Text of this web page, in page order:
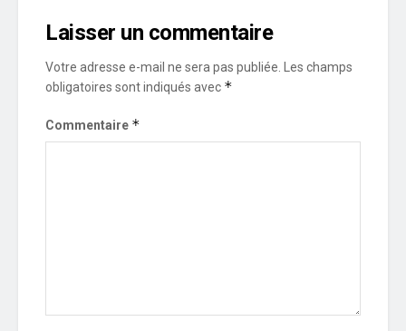
Laisser un commentaire
Votre adresse e-mail ne sera pas publiée.
Les champs
obligatoires sont indiqués avec *
Commentaire *